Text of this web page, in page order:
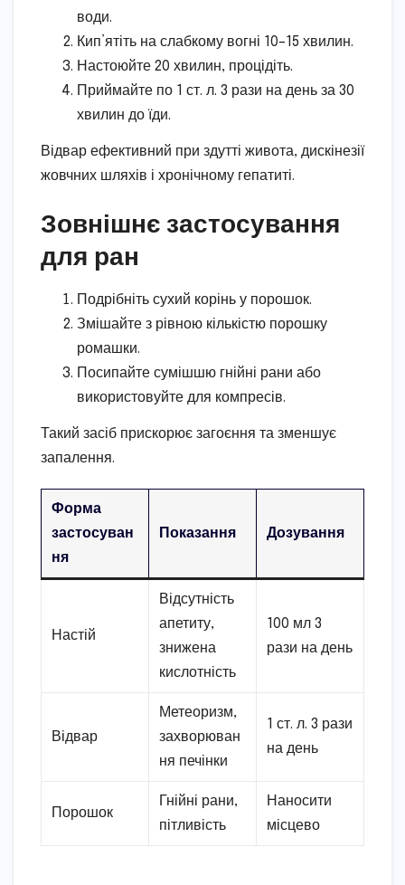
води.
Кип’ятіть на слабкому вогні 10–15 хвилин.
Настоюйте 20 хвилин, процідіть.
Приймайте по 1 ст. л. 3 рази на день за 30
хвилин до їди.
Відвар ефективний при здутті живота, дискінезії
жовчних шляхів і хронічному гепатиті.
Зовнішнє застосування
для ран
Подрібніть сухий корінь у порошок.
Змішайте з рівною кількістю порошку
ромашки.
Посипайте сумішшю гнійні рани або
використовуйте для компресів.
Такий засіб прискорює загоєння та зменшує
запалення.
Форма
застосуван
ня
Показання Дозування
Настій
Відсутність
апетиту,
знижена
кислотність
100 мл 3
рази на день
Відвар
Метеоризм,
захворюван
ня печінки
1 ст. л. 3 рази
на день
Порошок
Гнійні рани,
пітливість
Наносити
місцево